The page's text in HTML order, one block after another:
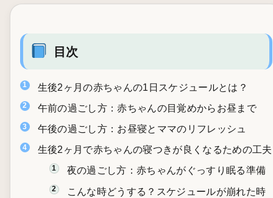
目次
生後2ヶ月の赤ちゃんの1日スケジュールとは？
午前の過ごし方：赤ちゃんの目覚めからお昼まで
午後の過ごし方：お昼寝とママのリフレッシュ
生後2ヶ月で赤ちゃんの寝つきが良くなるための工夫
夜の過ごし方：赤ちゃんがぐっすり眠る準備
こんな時どうする？スケジュールが崩れた時